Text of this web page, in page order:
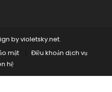
byvioletsky.net.
mật
Điều khoản dịch vụ
hệ